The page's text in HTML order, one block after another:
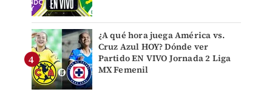
¿A qué hora juega América vs.
Cruz Azul HOY? Dónde ver
Partido EN VIVO Jornada 2 Liga
MX Femenil